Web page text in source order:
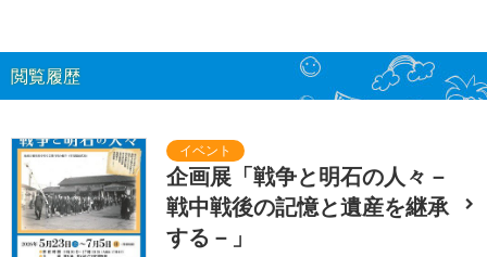
閲覧履歴
企画展「戦争と明石の人々－
戦中戦後の記憶と遺産を継承
する－」